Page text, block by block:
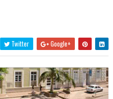
Twitter Google+